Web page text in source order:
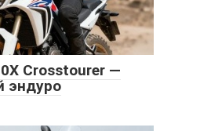
Crosstourer —
эндуро